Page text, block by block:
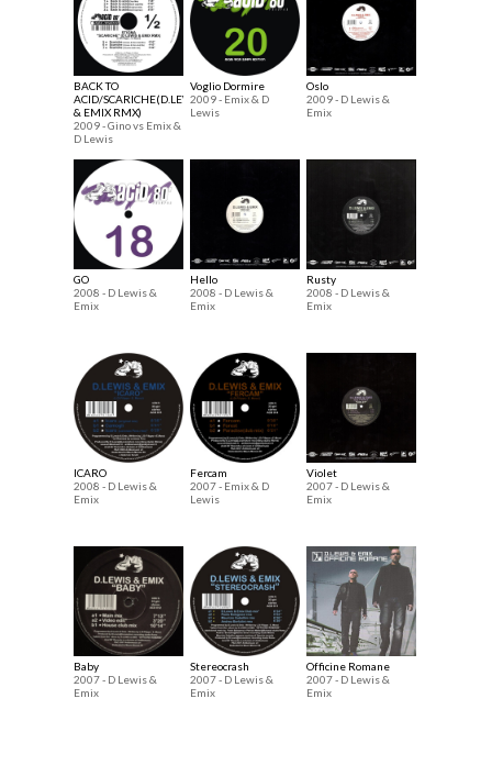
BACK TO
ACID/SCARICHE(D.LEWIS
& EMIX RMX)
2009 - Gino vs Emix &
D Lewis
Voglio Dormire
2009 - Emix & D
Lewis
Oslo
2009 - D Lewis &
Emix
GO
2008 - D Lewis &
Emix
Hello
2008 - D Lewis &
Emix
Rusty
2008 - D Lewis &
Emix
ICARO
2008 - D Lewis &
Emix
Fercam
2007 - Emix & D
Lewis
Violet
2007 - D Lewis &
Emix
Baby
2007 - D Lewis &
Emix
Stereocrash
2007 - D Lewis &
Emix
Officine Romane
2007 - D Lewis &
Emix